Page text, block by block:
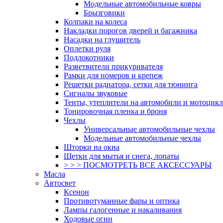
Модельные автомобильные ковры
Брызговики
Колпаки на колеса
Накладки порогов дверей и багажника
Насадки на глушитель
Оплетки руля
Подлокотники
Разветвители прикуривателя
Рамки для номеров и крепеж
Решетки радиатора, сетки для тюнинга
Сигналы звуковые
Тенты, утеплители на автомобили и
Тонировочная пленка и броня
Чехлы
Универсальные автомобильные чехлы
Модельные автомобильные чехлы
Шторки на окна
Щетки для мытья и снега, лопаты
> > > ПОСМОТРЕТЬ ВСЕ АКСЕССУАРЫ
Масла
Автосвет
Ксенон
Противотуманные фары и оптика
Лампы галогенные и накаливания
Ходовые огни